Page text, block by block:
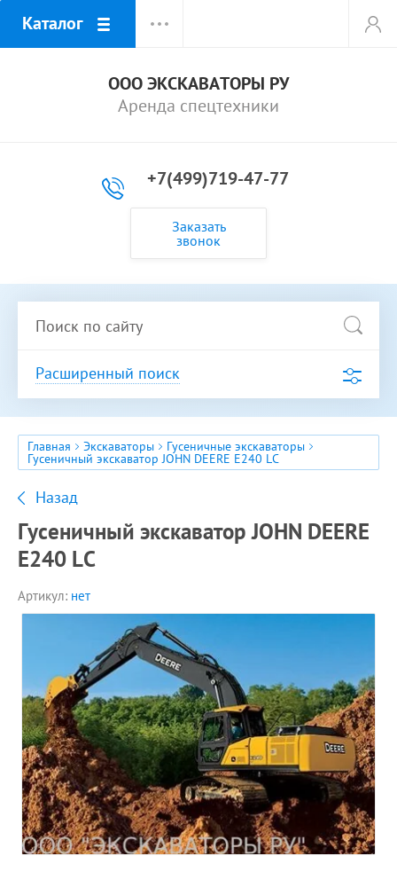
Каталог
ООО ЭКСКАВАТОРЫ РУ
Аренда спецтехники
+7(499)719-47-77
Заказать
звонок
Расширенный поиск
Главная Экскаваторы Гусеничные экскаваторы
Гусеничный экскаватор JOHN DEERE E240 LC
Назад
Гусеничный экскаватор JOHN DEERE
E240 LC
Артикул: нет